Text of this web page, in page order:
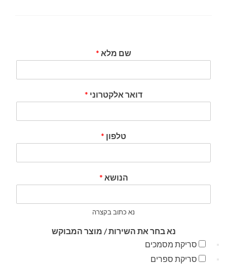
שם מלא *
דואר אלקטרוני *
טלפון *
הנושא *
נא כתוב בקצרה
נא בחר את השירות / מוצר המבוקש
סריקת מסמכים
סריקת ספרים